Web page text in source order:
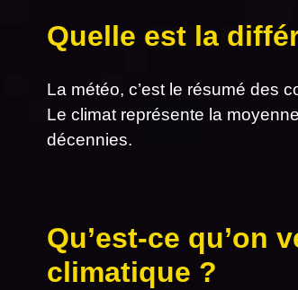
Quelle est la
La météo, c’est le résumé des
Le climat représente la
décennies.
Qu’est-ce qu’on
climatique ?